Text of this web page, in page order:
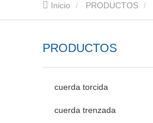
Inicio PRODUCTOS
PRODUCTOS
cuerda torcida
cuerda trenzada